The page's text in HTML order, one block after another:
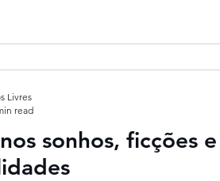
sonhos, ficções e
Livres
read